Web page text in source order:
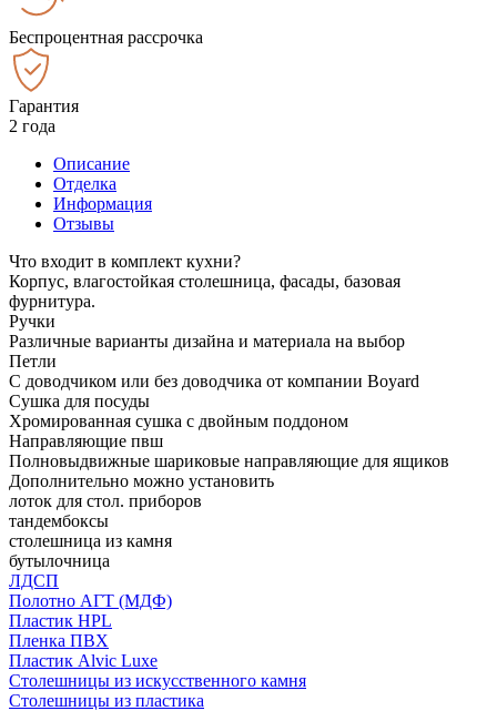
Беспроцентная рассрочка
Гарантия
2 года
Описание
Отделка
Информация
Отзывы
Что входит в комплект кухни?
Корпус, влагостойкая столешница, фасады, базовая
фурнитура.
Ручки
Различные варианты дизайна и материала на выбор
Петли
С доводчиком или без доводчика от компании Boyard
Сушка для посуды
Хромированная сушка с двойным поддоном
Направляющие пвш
Полновыдвижные шариковые направляющие для ящиков
Дополнительно можно установить
лоток для стол. приборов
тандембоксы
столешница из камня
бутылочница
ЛДСП
Полотно АГТ (МДФ)
Пластик HPL
Пленка ПВХ
Пластик Alvic Luxe
Столешницы из искусственного камня
Столешницы из пластика